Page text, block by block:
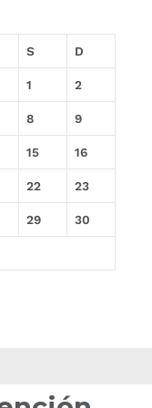
S D
1 2
8 9
15 16
22 23
29 30